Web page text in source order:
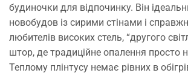
будиночки для відпочинку. Він
новобудов із сирими стінами і
любителів високих стель, “другого
штор, де традиційне опалення просто
Теплому плінтусу немає рівних в